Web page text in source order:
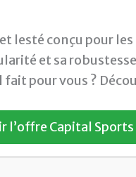
lesté conçu pour
et sa
pour vous ?
l’offre Capital